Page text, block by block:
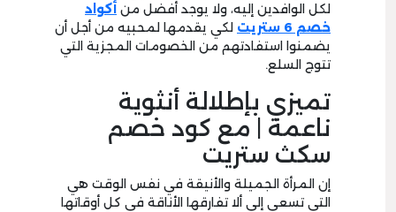
لكل الوافدين إليه، ولا يوجد أفضل من أكواد
خصم 6 ستريت
لكي يقدمها لمحبيه من أجل أن
يضمنوا استفادتهم من الخصومات المجزية التي
تتوج السلع.
تميزي بإطلالة أنثوية
ناعمة | مع كود خصم
سكث ستريت
إن المرأة الجميلة والأنيقة في نفس الوقت هي
التي تسعى إلى ألا تفارقها الأناقة في كل أوقاتها